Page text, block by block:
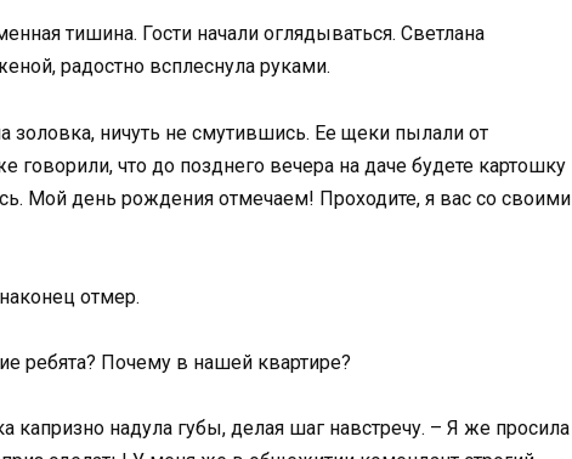
тишина. Гости начали оглядываться. Светлана
радостно всплеснула руками.
золовка, ничуть не смутившись. Ее щеки пылали от
говорили, что до позднего вечера на даче будете картошку
Мой день рождения отмечаем! Проходите, я вас со своими
отмер.
ребята? Почему в нашей квартире?
капризно надула губы, делая шаг навстречу. – Я же просила